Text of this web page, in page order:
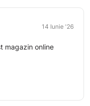
14 Iunie '26
magazin online